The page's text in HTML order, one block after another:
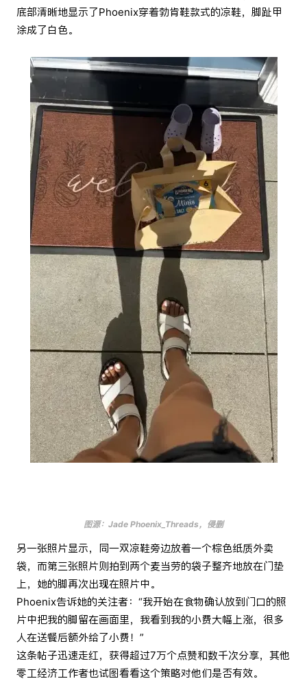
底部清晰地显示了Phoenix穿着勃肯鞋款式的凉鞋，脚趾甲
涂成了白色。
图源：Jade Phoenix_Threads，侵删
另一张照片显示，同一双凉鞋旁边放着一个棕色纸质外卖
袋，而第三张照片则拍到两个麦当劳的袋子整齐地放在门垫
上，她的脚再次出现在照片中。
Phoenix告诉她的关注者：“我开始在食物确认放到门口的照
片中把我的脚留在画面里，我看到我的小费大幅上涨，很多
人在送餐后额外给了小费！”
这条帖子迅速走红，获得超过7万个点赞和数千次分享，其他
零工经济工作者也试图看看这个策略对他们是否有效。